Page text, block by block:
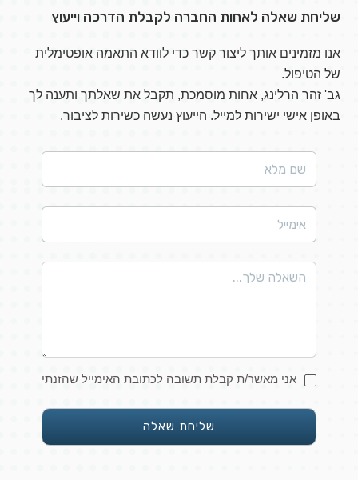
אני מאשר/ת קבלת תשובה לכתובת האימייל שהזנתי
אנו מזמינים אותך ליצור קשר כדי לוודא התאמה אופטימלית
של הטיפול.
גב' זהר הרלינג, אחות מוסמכת, תקבל את שאלתך ותענה לך
באופן אישי ישירות למייל. הייעוץ נעשה כשירות לציבור.
שליחת שאלה לאחות החברה לקבלת הדרכה וייעוץ